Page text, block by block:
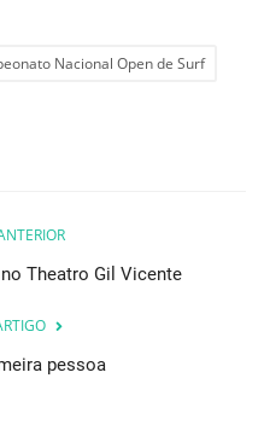
Nacional Open de Surf
Theatro Gil Vicente
pessoa